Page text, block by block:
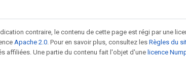
contraire, le contenu de cette page est régi par une
Apache 2.0 . Pour en savoir plus, consultez les Règles du
affiliées. Une partie du contenu fait l'objet d'une licence